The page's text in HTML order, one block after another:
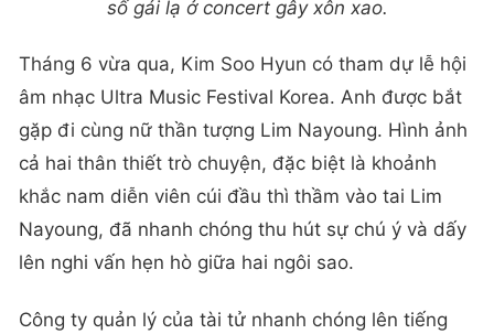
số gái lạ ở concert gây xôn xao.
Tháng 6 vừa qua, Kim Soo Hyun có tham dự lễ hội
âm nhạc Ultra Music Festival Korea. Anh được bắt
gặp đi cùng nữ thần tượng Lim Nayoung. Hình ảnh
cả hai thân thiết trò chuyện, đặc biệt là khoảnh
khắc nam diễn viên cúi đầu thì thầm vào tai Lim
Nayoung, đã nhanh chóng thu hút sự chú ý và dấy
lên nghi vấn hẹn hò giữa hai ngôi sao.
Công ty quản lý của tài tử nhanh chóng lên tiếng